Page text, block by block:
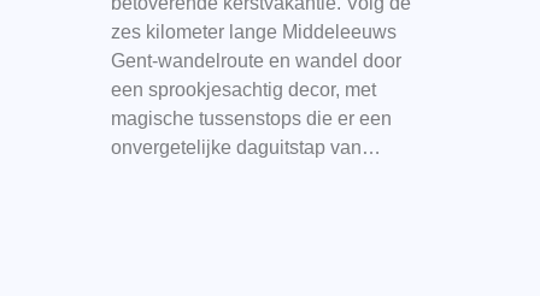
zes kilometer lange Middeleeuws
Gent-wandelroute en wandel door
een sprookjesachtig decor, met
magische tussenstops die er een
onvergetelijke daguitstap van…